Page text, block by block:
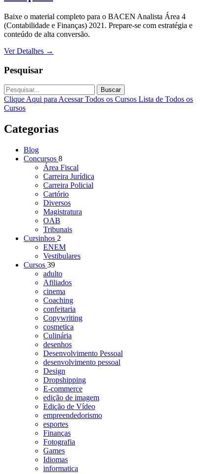
Baixe o material completo para o BACEN Analista Área 4
(Contabilidade e Finanças) 2021. Prepare-se com estratégia e
conteúdo de alta conversão.
Ver Detalhes →
Pesquisar
Buscar
Clique Aqui para Acessar Todos os Cursos Lista de Todos os
Cursos
Categorias
Blog
Concursos 8
Área Fiscal
Carreira Jurídica
Carreira Policial
Cartório
Diversos
Magistratura
OAB
Tribunais
Cursinhos 2
ENEM
Vestibulares
Cursos 39
adulto
Afiliados
cinema
Coaching
confeitaria
Copywriting
cosmetica
Culinária
desenhos
Desenvolvimento Pessoal
desenvolvimento pessoal
Design
Dropshipping
E-commerce
edição de imagem
Edição de Vídeo
empreendedorismo
esportes
Finanças
Fotografia
Games
Idiomas
informatica